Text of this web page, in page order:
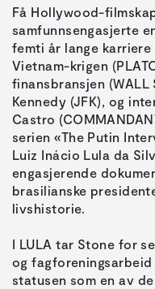
Få Hollywood-
samfunnsengasjerte
femti år lange
Vietnam-krigen
finansbransjen (WALL
Kennedy (JFK), og
Castro
serien «The Putin
Luiz Inácio Lula da
engasjerende
brasilianske
livshistorie.
I LULA tar Stone for
og
statusen som en av